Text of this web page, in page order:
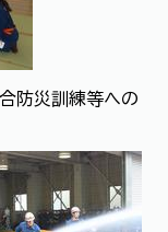
防災訓練等への